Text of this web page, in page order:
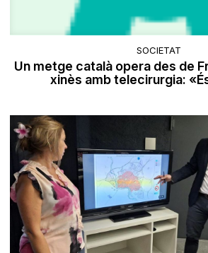
SOCIETAT
Un metge català opera des de
xinès amb telecirurgia: